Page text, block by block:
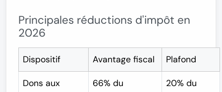
Principales réductions d'impôt en
2026
Dispositif Avantage fiscal Plafond
Dons aux 66% du 20% du